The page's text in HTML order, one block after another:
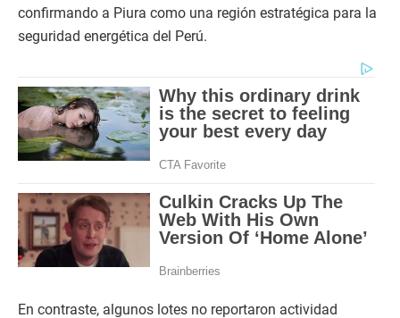
confirmando a Piura como una región estratégica para la
seguridad energética del Perú.
En contraste, algunos lotes no reportaron actividad